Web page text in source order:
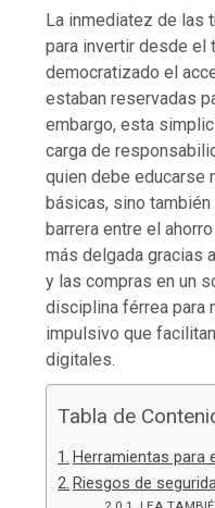
La inmediatez de las
para invertir desde el
democratizado el
estaban reservadas
embargo, esta
carga de
quien debe educarse
básicas, sino
barrera entre el
más delgada gracias
y las compras en un
disciplina férrea para
impulsivo que
digitales.
Tabla de
Herramientas para
Riesgos de